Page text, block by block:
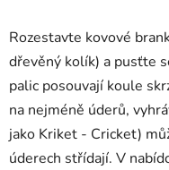
Rozestavte kovové
dřevěný kolík) a pusťte
palic posouvají koule
na nejméně úderů,
jako Kriket - Cricket)
úderech střídají. V